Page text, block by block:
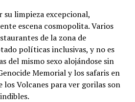
su limpieza excepcional,
escena cosmopolita. Varios
de la zona de
políticas inclusivas, y no es
del mismo sexo alojándose sin
Memorial y los safaris en
los Volcanes para ver gorilas son